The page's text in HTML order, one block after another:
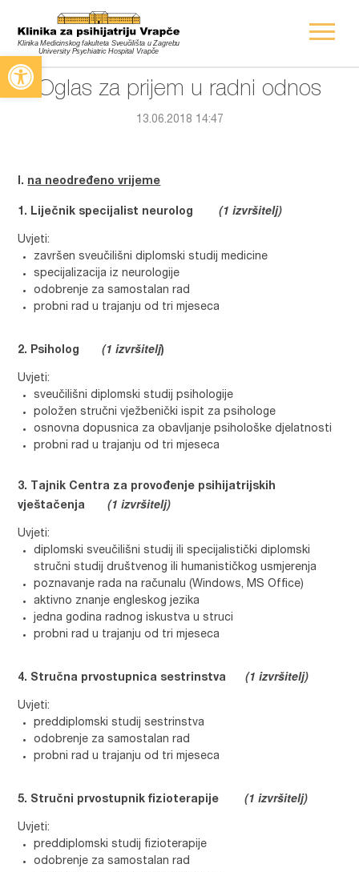
Open toolbar
Oglas za prijem u radni odnos
13.06.2018 14:47
I. na neodređeno vrijeme
Liječnik specijalist neurolog(1 izvršitelj)
Uvjeti:
završen sveučilišni diplomski studij medicine
specijalizacija iz neurologije
odobrenje za samostalan rad
probni rad u trajanju od tri mjeseca
Psiholog(1 izvršitelj)
Uvjeti:
sveučilišni diplomski studij psihologije
položen stručni vježbenički ispit za psihologe
osnovna dopusnica za obavljanje psihološke djelatnosti
probni rad u trajanju od tri mjeseca
Tajnik Centra za provođenje psihijatrijskih
vještačenja(1 izvršitelj)
Uvjeti:
diplomski sveučilišni studij ili specijalistički diplomski
stručni studij društvenog ili humanističkog usmjerenja
poznavanje rada na računalu (Windows, MS Office)
aktivno znanje engleskog jezika
jedna godina radnog iskustva u struci
probni rad u trajanju od tri mjeseca
Stručna prvostupnica sestrinstva(1 izvršitelj)
Uvjeti:
preddiplomski studij sestrinstva
odobrenje za samostalan rad
probni rad u trajanju od tri mjeseca
Stručni prvostupnik fizioterapije(1 izvršitelj)
Uvjeti:
preddiplomski studij fizioterapije
odobrenje za samostalan rad